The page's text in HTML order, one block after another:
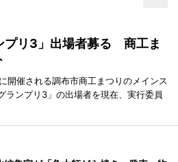
プリ3」出場者募る 商工ま
開催される調布市商工まつりのメインス
ランプリ3」の出場者を現在、実行委員